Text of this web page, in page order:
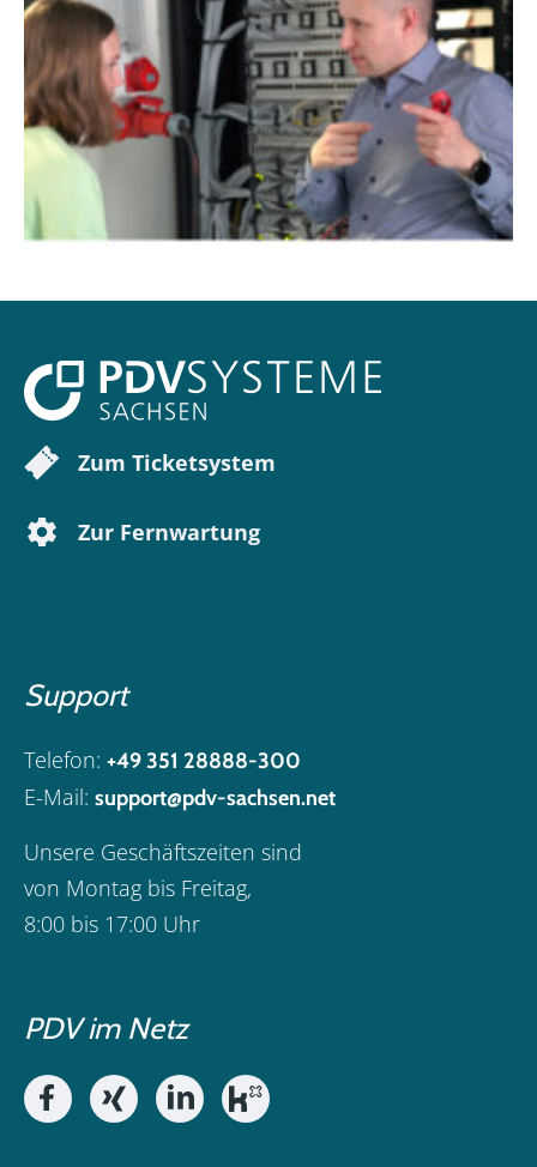
Zum Ticketsystem
Zur Fernwartung
Support
Telefon: +49 351 28888-300
E-Mail: support@pdv-sachsen.net
Unsere Geschäftszeiten sind
von Montag bis Freitag,
8:00 bis 17:00 Uhr
PDV im Netz